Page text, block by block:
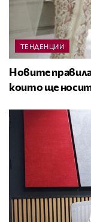
ТЕНДЕНЦИИ
Новите
които ще